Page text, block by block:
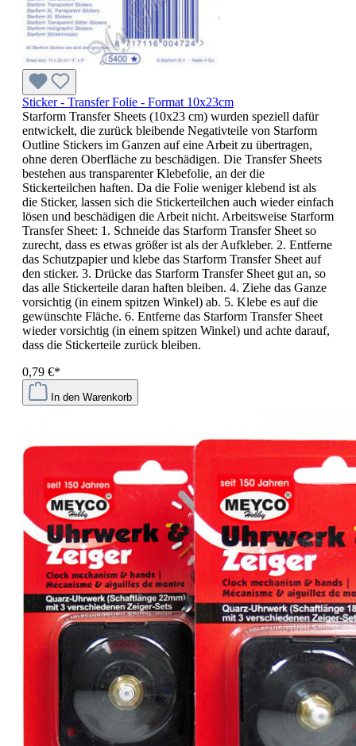
Sticker - Transfer Folie - Format 10x23cm
Starform Transfer Sheets (10x23 cm) wurden speziell dafür
entwickelt, die zurück bleibende Negativteile von Starform
Outline Stickers im Ganzen auf eine Arbeit zu übertragen,
ohne deren Oberfläche zu beschädigen. Die Transfer Sheets
bestehen aus transparenter Klebefolie, an der die
Stickerteilchen haften. Da die Folie weniger klebend ist als
die Sticker, lassen sich die Stickerteilchen auch wieder einfach
lösen und beschädigen die Arbeit nicht. Arbeitsweise Starform
Transfer Sheet: 1. Schneide das Starform Transfer Sheet so
zurecht, dass es etwas größer ist als der Aufkleber. 2. Entferne
das Schutzpapier und klebe das Starform Transfer Sheet auf
den sticker. 3. Drücke das Starform Transfer Sheet gut an, so
das alle Stickerteile daran haften bleiben. 4. Ziehe das Ganze
vorsichtig (in einem spitzen Winkel) ab. 5. Klebe es auf die
gewünschte Fläche. 6. Entferne das Starform Transfer Sheet
wieder vorsichtig (in einem spitzen Winkel) und achte darauf,
dass die Stickerteile zurück bleiben.
0,79 €*
In den Warenkorb